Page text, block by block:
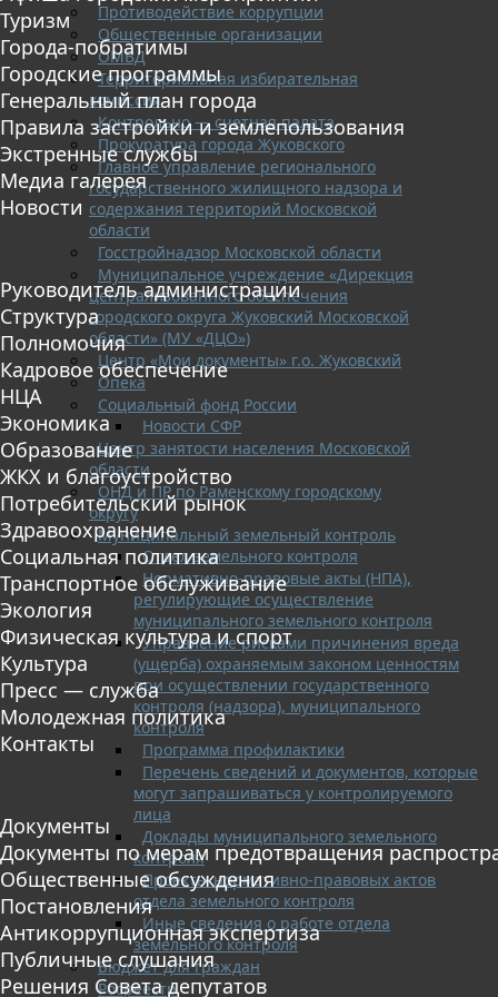
Противодействие коррупции
Общественные организации
ОМВД
Территориальная избирательная
комиссия
Контрольно — счетная палата
Прокуратура города Жуковского
Главное управление регионального
государственного жилищного надзора и
содержания территорий Московской
области
Госстройнадзор Московской области
Муниципальное учреждение «Дирекция
централизованного обеспечения
городского округа Жуковский Московской
области» (МУ «ДЦО»)
Центр «Мои документы» г.о. Жуковский
Опека
Социальный фонд России
Новости СФР
Центр занятости населения Московской
области
ОНД и ПР по Раменскому городскому
округу
Муниципальный земельный контроль
Отдел земельного контроля
Нормативно-правовые акты (НПА),
регулирующие осуществление
муниципального земельного контроля
Управление рисками причинения вреда
(ущерба) охраняемым законом ценностям
при осуществлении государственного
контроля (надзора), муниципального
контроля
Программа профилактики
Перечень сведений и документов, которые
могут запрашиваться у контролируемого
лица
Доклады муниципального земельного
контроля
Проекты нормативно-правовых актов
отдела земельного контроля
Иные сведения о работе отдела
земельного контроля
Бюджет для граждан
Росреестр
Туризм
Города-побратимы
Городские программы
Генеральный план города
Правила застройки и землепользования
Экстренные службы
Медиа галерея
Новости
Руководитель администрации
Структура
Полномочия
Кадровое обеспечение
НЦА
Экономика
Образование
ЖКХ и благоустройство
Потребительский рынок
Здравоохранение
Социальная политика
Транспортное обслуживание
Экология
Физическая культура и спорт
Культура
Пресс — служба
Молодежная политика
Контакты
Документы
Документы по мерам предотвращения
Общественные обсуждения
Постановления
Антикоррупционная экспертиза
Публичные слушания
Решения Совета депутатов